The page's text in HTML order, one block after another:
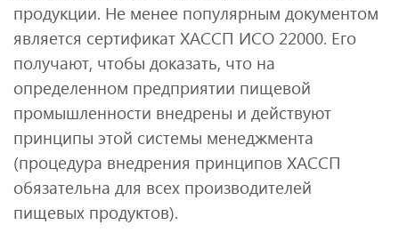
продукции. Не менее популярным документом
является сертификат ХАССП ИСО 22000. Его
получают, чтобы доказать, что на
определенном предприятии пищевой
промышленности внедрены и действуют
принципы этой системы менеджмента
(процедура внедрения принципов ХАССП
обязательна для всех производителей
пищевых продуктов).